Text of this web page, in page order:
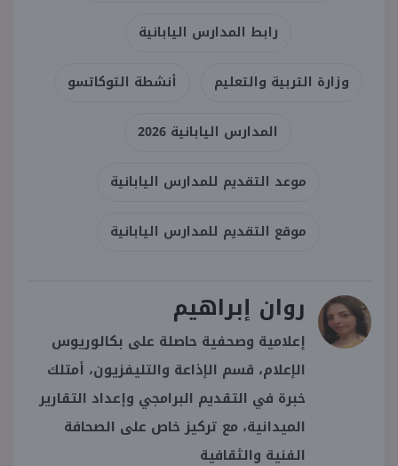
رابط المدارس اليابانية
وزارة التربية والتعليم أنشطة التوكاتسو
المدارس اليابانية 2026
موعد التقديم للمدارس اليابانية
موقع التقديم للمدارس اليابانية
روان إبراهيم
إعلامية وصحفية حاصلة على بكالوريوس
الإعلام، قسم الإذاعة والتليفزيون، أمتلك
خبرة في التقديم البرامجي وإعداد التقارير
الميدانية، مع تركيز خاص على الصحافة
الفنية والثقافية